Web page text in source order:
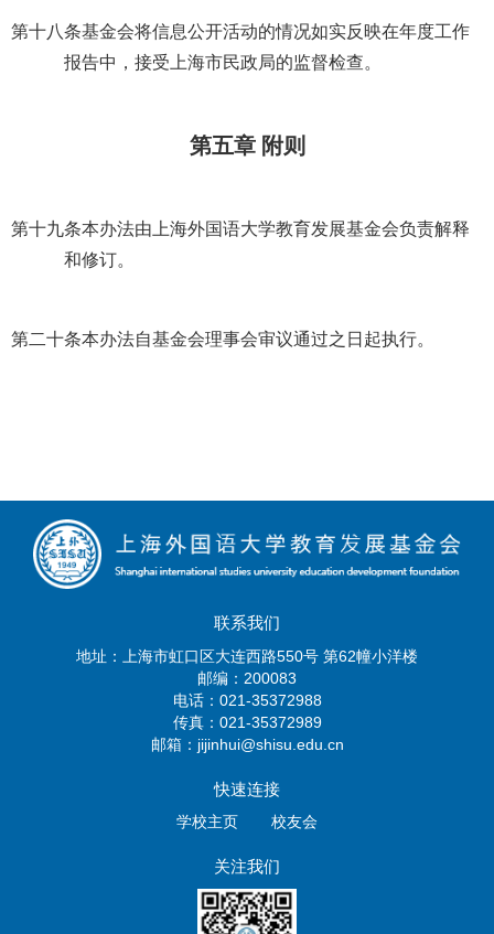
第十八条基金会将信息公开活动的情况如实反映在年度工作
报告中，接受上海市民政局的监督检查。
第五章 附则
第十九条本办法由上海外国语大学教育发展基金会负责解释
和修订。
第二十条本办法自基金会理事会审议通过之日起执行。
联系我们
地址：上海市虹口区大连西路550号 第62幢小洋楼
邮编：200083
电话：021-35372988
传真：021-35372989
邮箱：jijinhui@shisu.edu.cn
快速连接
学校主页 校友会
关注我们